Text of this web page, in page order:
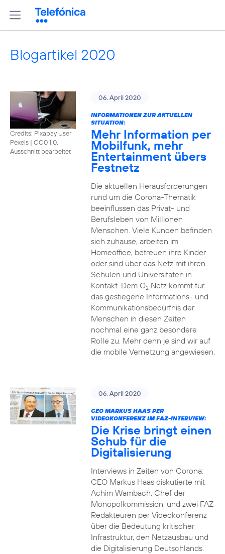
Blogartikel 2020
Credits: Pixabay User
Pexels | CC0 1.0,
Ausschnitt bearbeitet
06. April 2020
INFORMATIONEN ZUR AKTUELLEN
SITUATION:
Mehr Information per
Mobilfunk, mehr
Entertainment übers
Festnetz
Die aktuellen Herausforderungen
rund um die Corona-Thematik
beeinflussen das Privat- und
Berufsleben von Millionen
Menschen. Viele Kunden befinden
sich zuhause, arbeiten im
Homeoffice, betreuen ihre Kinder
oder sind über das Netz mit ihren
Schulen und Universitäten in
Kontakt. Dem O2Netz kommt für
das gestiegene Informations- und
Kommuni­ka­tions­bedürfnis­ der
Menschen in diesen Zeiten
nochmal eine ganz besondere
Rolle zu. Mehr denn je sind wir auf
die mobile Vernetzung angewiesen.
06. April 2020
CEO MARKUS HAAS PER
VIDEOKONFERENZ IM FAZ-INTERVIEW:
Die Krise bringt einen
Schub für die
Digitalisierung
Interviews in Zeiten von Corona:
CEO Markus Haas diskutierte mit
Achim Wambach, Chef der
Monopolkommission, und zwei FAZ
Redakteuren per Videokonferenz
über die Bedeutung kritischer
Infrastruktur, den Netzausbau und
die Digitalisierung Deutschlands.